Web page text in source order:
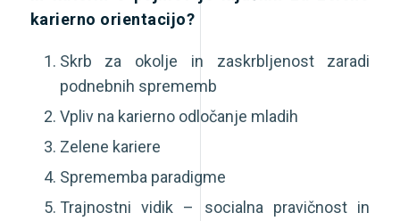
karierno orientacijo?
Skrb za okolje in zaskrbljenost zaradi
podnebnih sprememb
Vpliv na karierno odločanje mladih
Zelene kariere
Sprememba paradigme
Trajnostni vidik – socialna pravičnost in